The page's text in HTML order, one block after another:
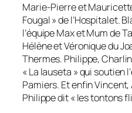
Marie-Pierre et
Fougal » de l’Hospitalet.
l’équipe Max et Mum de
Hélène et Véronique du
Thermes. Philippe,
« La lauseta » qui soutien
Pamiers. Et enfin
Philippe dit « les tontons